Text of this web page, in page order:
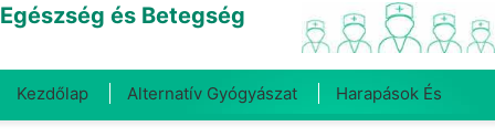
Egészség és Betegség
Kezdőlap Alternatív Gyógyászat Harapások És